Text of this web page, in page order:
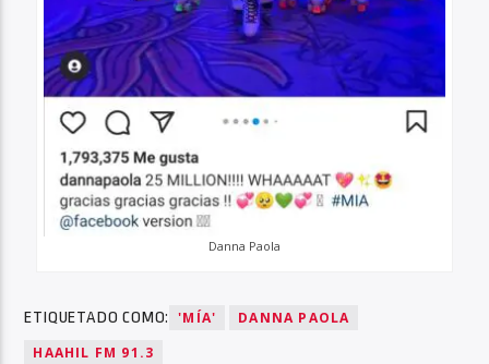
Danna Paola
ETIQUETADO COMO: 'MÍA'
DANNA PAOLA
HAAHIL FM 91.3